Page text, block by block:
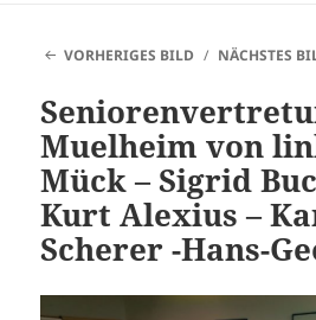
VORHERIGES BILD NÄCHSTES
Muelheim von
Mück – Sigrid
Kurt Alexius –
Scherer -Hans-